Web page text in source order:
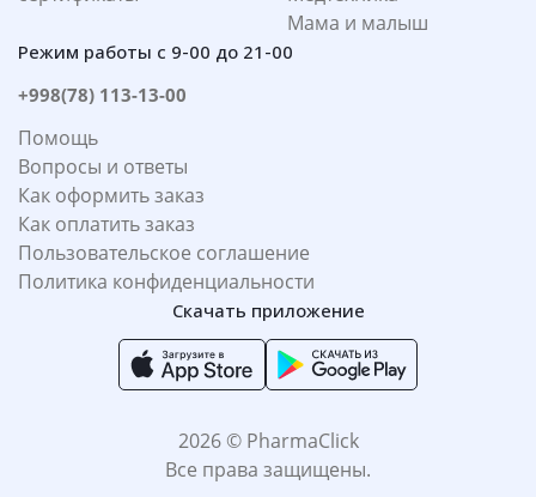
Мама и малыш
Режим работы с 9-00 до 21-00
+998(78) 113-13-00
Помощь
Вопросы и ответы
Как оформить заказ
Как оплатить заказ
Пользовательское соглашение
Политика конфиденциальности
Скачать приложение
2026 © PharmaClick
Все права защищены.